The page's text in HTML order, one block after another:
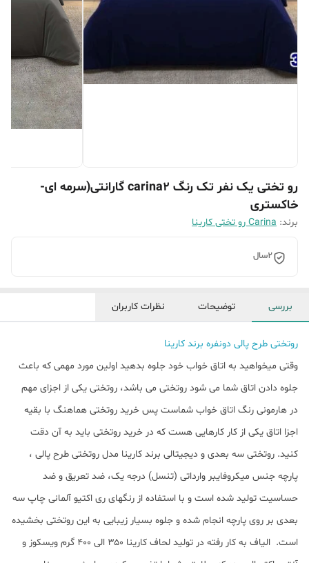
رو تختی یک نفر تک رنگ carina2 گارانتی(سرمه ای-
خاکستری
برند: Carina رو تختی کارینا
2سال
بررسی توضیحات نظرات کاربران
روتختی طرح پالی دونفره برند کارینا
وقتی میخواهید به اتاق خواب خود جلوه بدهید اولین مورد مهمی که باعث
جلوه دادن اتاق شما می شود روتختی می باشد، روتختی یکی از اجزای مهم
در هارمونی رنگ اتاق خواب شماست پس خرید روتختی هماهنگ با بقیه
اجزا اتاق یکی از کار کارهایی هست که در خرید روتختی باید به آن دقت
کنید. روتختی سه بعدی و دیجیتالی برند کارینا مدل روتختی طرح پالی ،
پارچه جنس میکروفایبر وارداتی (تنسل) درجه یک، ضد تعریق و ضد
حساسیت تولید شده است و با استفاده از رنگهای ری اکتیو آلمانی چاپ سه
بعدی بر روی پارچه انجام شده و جلوه بسیار زیبایی به این روتختی بخشیده
است. الیاف به کار رفته در تولید لحاف کارینا ۳۵۰ الی ۴۰۰ گرم ویسکوز و